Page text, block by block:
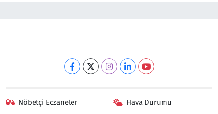
Nöbetçi Eczaneler Hava Durumu